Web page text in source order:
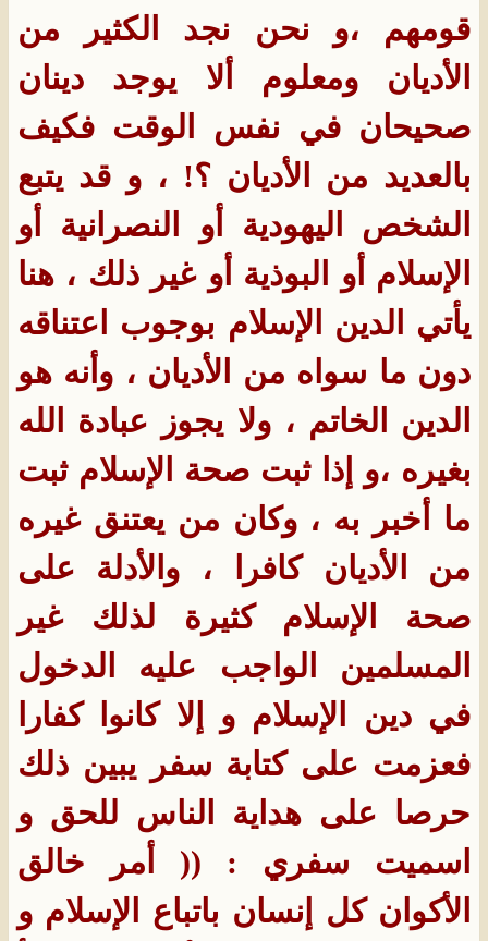
قومهم ،و نحن نجد الكثير من
الأديان ومعلوم ألا يوجد دينان
صحيحان في نفس الوقت فكيف
بالعديد من الأديان ؟! ، و قد يتبع
الشخص اليهودية أو النصرانية أو
الإسلام أو البوذية أو غير ذلك ، هنا
يأتي الدين الإسلام بوجوب اعتناقه
دون ما سواه من الأديان ، وأنه هو
الدين الخاتم ، ولا يجوز عبادة الله
بغيره ،و إذا ثبت صحة الإسلام ثبت
ما أخبر به ، وكان من يعتنق غيره
من الأديان كافرا ، والأدلة على
صحة الإسلام كثيرة لذلك غير
المسلمين الواجب عليه الدخول
في دين الإسلام و إلا كانوا كفارا
فعزمت على كتابة سفر يبين ذلك
حرصا على هداية الناس للحق و
اسميت سفري : (( أمر خالق
الأكوان كل إنسان باتباع الإسلام و